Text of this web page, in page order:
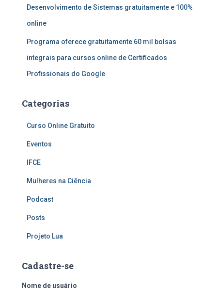
Desenvolvimento de Sistemas gratuitamente e 100%
online
Programa oferece gratuitamente 60 mil bolsas
integrais para cursos online de Certificados
Profissionais do Google
Categorias
Curso Online Gratuito
Eventos
IFCE
Mulheres na Ciência
Podcast
Posts
Projeto Lua
Cadastre-se
Nome de usuário